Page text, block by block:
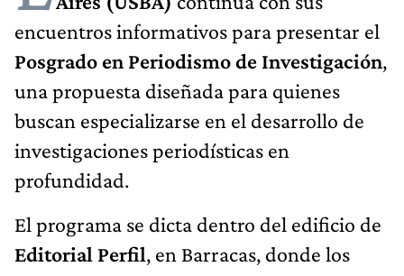
encuentros informativos para presentar el
Posgrado en Periodismo de Investigación,
una propuesta diseñada para quienes
buscan especializarse en el desarrollo de
investigaciones periodísticas en
profundidad.
El programa se dicta dentro del edificio de
Editorial Perfil, en Barracas, donde los